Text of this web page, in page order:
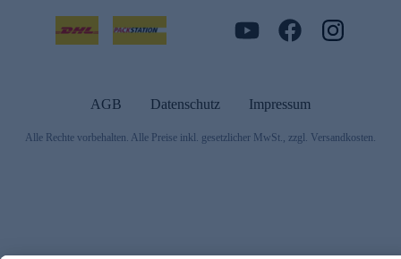
AGB Datenschutz Impressum
Alle Rechte vorbehalten. Alle Preise inkl. gesetzlicher MwSt., zzgl. Versandkosten.